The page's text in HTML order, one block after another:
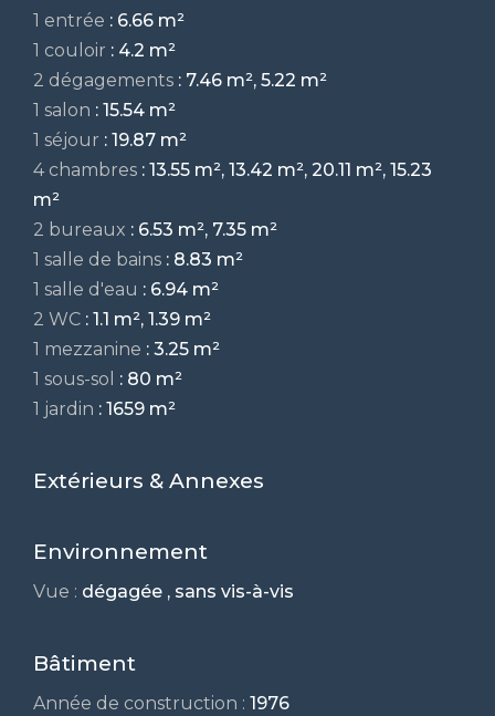
1 entrée : 6.66 m²
1 couloir : 4.2 m²
2 dégagements : 7.46 m², 5.22 m²
1 salon : 15.54 m²
1 séjour : 19.87 m²
4 chambres : 13.55 m², 13.42 m², 20.11 m², 15.23
m²
2 bureaux : 6.53 m², 7.35 m²
1 salle de bains : 8.83 m²
1 salle d'eau : 6.94 m²
2 WC : 1.1 m², 1.39 m²
1 mezzanine : 3.25 m²
1 sous-sol : 80 m²
1 jardin : 1659 m²
Extérieurs & Annexes
Environnement
Vue : dégagée , sans vis-à-vis
Bâtiment
Année de construction : 1976